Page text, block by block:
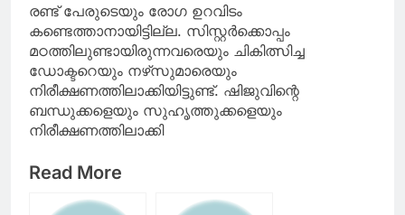
രണ്ട് പേരുടെയും രോഗ ഉറവിടം
കണ്ടെത്താനായിട്ടില്ല. സിസ്റ്റർക്കൊപ്പം
മഠത്തിലുണ്ടായിരുന്നവരെയും ചികിത്സിച്ച
ഡോക്ടറെയും നഴ്‌സുമാരെയും
നിരീക്ഷണത്തിലാക്കിയിട്ടുണ്ട്. ഷിജുവിന്റെ
ബന്ധുക്കളെയും സുഹൃത്തുക്കളെയും
നിരീക്ഷണത്തിലാക്കി
Read More